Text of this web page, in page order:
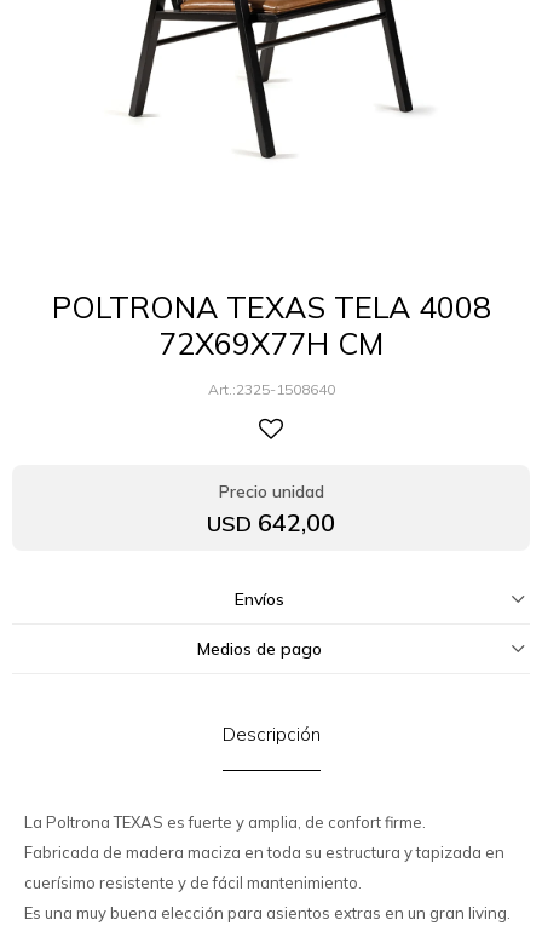
POLTRONA TEXAS TELA 4008
72X69X77H CM
2325-1508640
USD 642,00
Envíos
Medios de pago
Descripción
La Poltrona TEXAS es fuerte y amplia, de confort firme.
Fabricada de madera maciza en toda su estructura y tapizada en
cuerísimo resistente y de fácil mantenimiento.
Es una muy buena elección para asientos extras en un gran living.